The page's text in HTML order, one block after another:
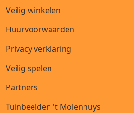
Veilig winkelen
Huurvoorwaarden
Privacy verklaring
Veilig spelen
Partners
Tuinbeelden 't Molenhuys